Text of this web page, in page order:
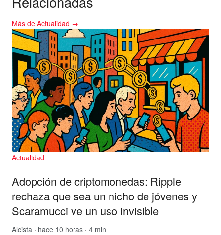
Más de Actualidad →
Actualidad
Adopción de criptomonedas: Ripple
rechaza que sea un nicho de jóvenes y
Scaramucci ve un uso invisible
Alcista · hace 10 horas · 4 min